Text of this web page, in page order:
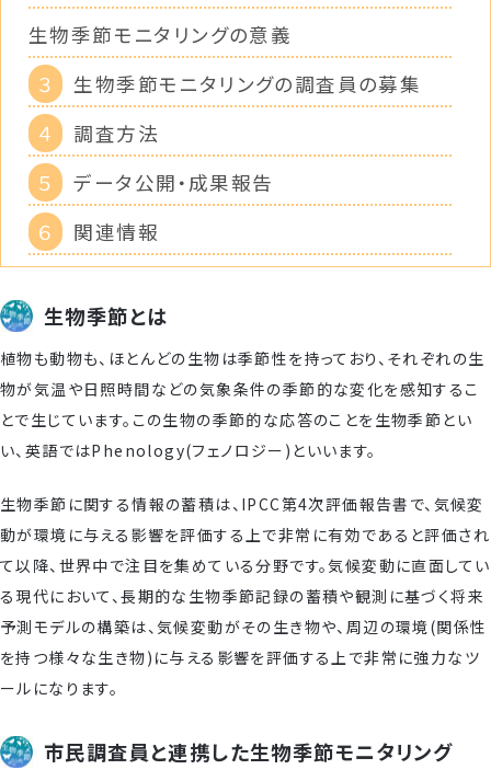
生物季節モニタリングの意義
３
生物季節モニタリングの調査員の募集
４
調査方法
５
データ公開・成果報告
６
関連情報
生物季節とは
植物も動物も、ほとんどの生物は季節性を持っており、それぞれの生
物が気温や日照時間などの気象条件の季節的な変化を感知するこ
とで生じています。この生物の季節的な応答のことを生物季節とい
い、英語ではPhenology(フェノロジー)といいます。
生物季節に関する情報の蓄積は、IPCC第4次評価報告書で、気候変
動が環境に与える影響を評価する上で非常に有効であると評価され
て以降、世界中で注目を集めている分野です。気候変動に直面してい
る現代において、長期的な生物季節記録の蓄積や観測に基づく将来
予測モデルの構築は、気候変動がその生き物や、周辺の環境(関係性
を持つ様々な生き物)に与える影響を評価する上で非常に強力なツ
ールになります。
市民調査員と連携した生物季節モニタリング